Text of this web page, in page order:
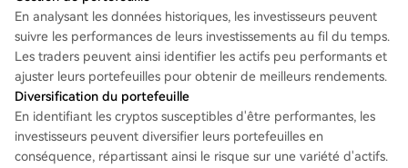
En analysant les données historiques, les investisseurs peuvent
suivre les performances de leurs investissements au fil du temps.
Les traders peuvent ainsi identifier les actifs peu performants et
ajuster leurs portefeuilles pour obtenir de meilleurs rendements.
Diversification du portefeuille
En identifiant les cryptos susceptibles d'être performantes, les
investisseurs peuvent diversifier leurs portefeuilles en
conséquence, répartissant ainsi le risque sur une variété d'actifs.